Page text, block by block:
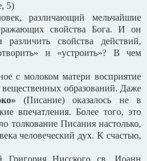
5)
различающий мельчайшие
свойства Бога. И он
свойства действий,
и «устроить»? В чем
с молоком матери восприятие
вещественных образований. Даже
(Писание) оказалось не в
впечатления. Более того, это
толкование Писания настолько,
человеческий дух. К счастью,
Григория Нисского св. Иоанн